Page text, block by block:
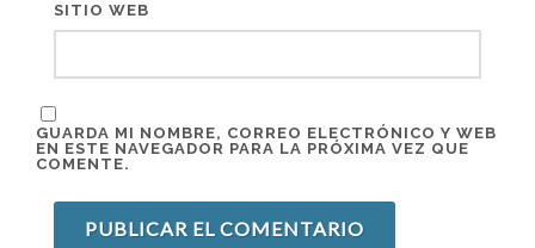
SITIO WEB
GUARDA MI NOMBRE, CORREO ELECTRÓNICO Y WEB
EN ESTE NAVEGADOR PARA LA PRÓXIMA VEZ QUE
COMENTE.